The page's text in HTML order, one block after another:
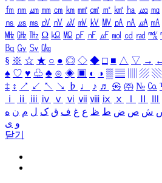
㎙ ㎚ ㎛ ㎜ ㎝ ㎞ ㎟ ㎠ ㎡ ㎢ ㏊ ㎍ ㎎
㎱ ㎲ ㎳ ㎴ ㎵ ㎶ ㎷ ㎸ ㎹ ㎀ ㎁ ㎂ ㎃
㎒ ㎓ ㎔ Ω ㏀ ㏁ ㎊ ㎋ ㎌ ㏖ ㏅ ㎭ ㎮
㏃ ㏉ ㏜ ㏆
§ ※ ☆ ★ ○ ● ◎ ◇ ◆ □ ■ △ ▽ →
♠ ♡ ♥ ♧ ♣ ⊙ ◈ ▣ ◐ ◑ ▒ ▤ ▨ ▧
‡ ↕ ↗ ↙ ↖ ↘ ♭ ♩ ♪ ♬ ㉿ ㈜ № ㏇
ⅰ
ⅱ ⅲ ⅳ ⅴ ⅵ ⅶ ⅷ ⅸ ⅹ
ش ص ض ط ظ ع غ ف ق ک ل م ن ه
و ی
닫기